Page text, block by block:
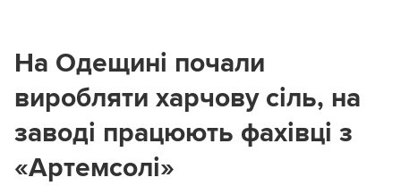
На Одещині почали
виробляти харчову сіль, на
заводі працюють фахівці з
«Артемсолі»